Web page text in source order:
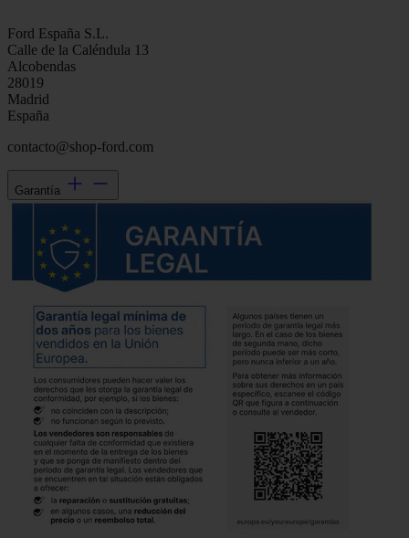
Ford España S.L.
Calle de la Caléndula 13
Alcobendas
28019
Madrid
España
contacto@shop-ford.com
Garantía